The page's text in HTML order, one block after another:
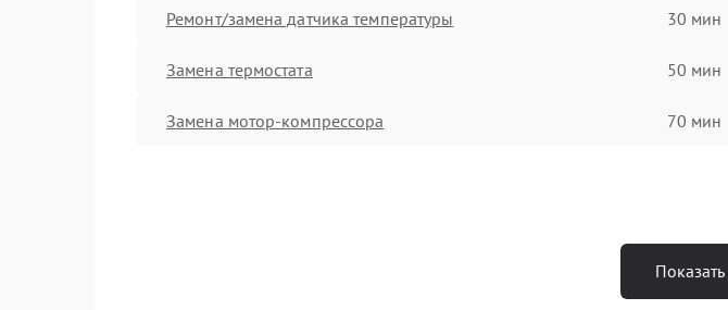
Ремонт/замена датчика температуры 30 мин
Замена термостата 50 мин
Замена мотор-компрессора 70 мин
Показать